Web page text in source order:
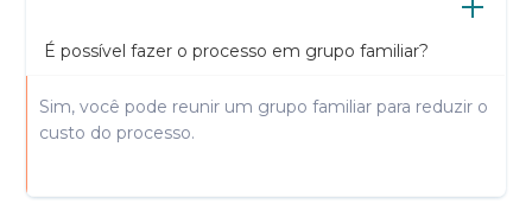
É possível fazer o processo em grupo familiar?
Sim, você pode reunir um grupo familiar para reduzir o
custo do processo.